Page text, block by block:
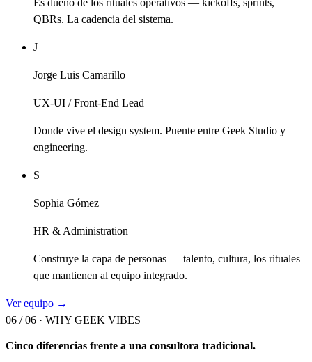
Es dueño de los rituales operativos — kickoffs, sprints,
QBRs. La cadencia del sistema.
J
Jorge Luis Camarillo
UX-UI / Front-End Lead
Donde vive el design system. Puente entre Geek Studio y
engineering.
S
Sophia Gómez
HR & Administration
Construye la capa de personas — talento, cultura, los rituales
que mantienen al equipo integrado.
Ver equipo →
06 / 06 · WHY GEEK VIBES
Cinco diferencias frente a una consultora tradicional.